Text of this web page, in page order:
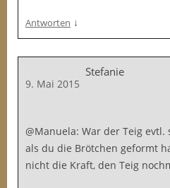
Antworten ↓
Stefanie
9. Mai 2015
@Manuela: War der Teig
als du die Brötchen geformt
nicht die Kraft, den Teig